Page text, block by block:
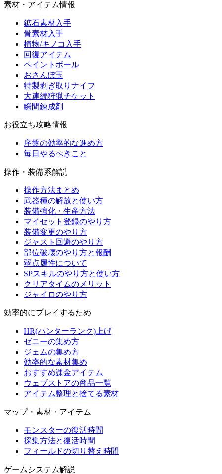
素材・アイテム情報
鉱石素材入手
骨素材入手
植物/キノコ入手
回復アイテム
ペイントボール
おさんぽ玉
特製剥ぎ取りナイフ
大連続狩猟チケット
瞬間錬成剤
お役立ち攻略情報
序盤の効率的な進め方
毎日やるべきこと
操作・装備系解説
操作方法まとめ
武器種の解放と使い方
装備強化・生産方法
マイセット登録のやり方
装備変更のやり方
ジャスト回避のやり方
部位破壊のやり方と報酬
弱点属性について
SPスキルのやり方と使い方
クリアタイムのメリット
ジャイロのやり方
効率的にプレイするため
HR(ハンターランク)上げ
ゼニーの集め方
ジェムの集め方
効率的な素材集め
おすすめ課金アイテム
ウェブストアの商品一覧
アイテム整理と捨てる素材
マップ・素材・アイテム
モンスターの復活時間
採集方法と復活時間
フィールドの切り替え時間
ゲームシステム解説